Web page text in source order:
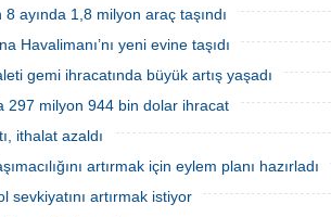
8 ayında 1,8 milyon araç taşındı
Havalimanı’nı yeni evine taşıdı
gemi ihracatında büyük artış yaşadı
297 milyon 944 bin dolar ihracat
ithalat azaldı
artırmak için eylem planı hazırladı
sevkiyatını artırmak istiyor